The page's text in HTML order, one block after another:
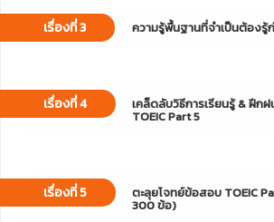
เรื่องที่ 3 ความรู้พื้นฐานที่จำเป็นต้องรู้
เรื่องที่ 4 เคล็ดลับวิธีการเรียนรู้ & ฝึก
TOEIC Part 5
เรื่องที่ 5 ตะลุยโจทย์ข้อสอบ TOEIC
300 ข้อ)